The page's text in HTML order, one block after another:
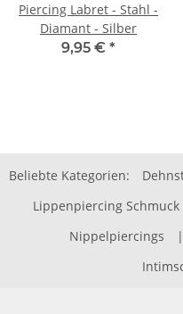
Piercing Labret - Stahl -
Diamant - Silber
9,95 € *
Beliebte Kategorien:
Lippenpiercing Schmuck
Nippelpiercings
|